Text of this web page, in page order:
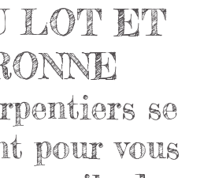
LOT ET
se
pour vous